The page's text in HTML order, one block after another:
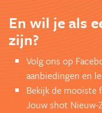
En wil je als
zijn?
Volg ons op
aanbiedingen en
Bekijk de mooiste
Jouw shot Nieuw-